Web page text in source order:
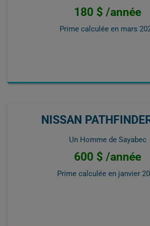
180 $ /année
Prime calculée en mars
NISSAN
Un Homme de Sayabec
600 $ /année
Prime calculée en janvier